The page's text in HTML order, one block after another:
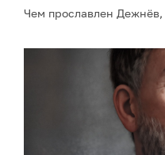
Чем прославлен Дежнёв,